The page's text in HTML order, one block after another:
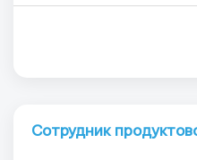
Сотрудник